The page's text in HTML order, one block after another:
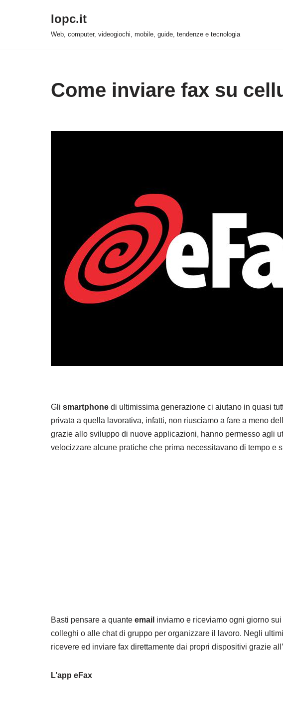
Iopc.it
Web, computer, videogiochi, mobile, guide, tendenze e tecnologia
Come inviare fax su
Gli smartphone di ultimissima generazione ci aiutano in quasi
privata a quella lavorativa, infatti, non riusciamo a fare a meno
grazie allo sviluppo di nuove applicazioni, hanno permesso agli
velocizzare alcune pratiche che prima necessitavano di tempo e
Basti pensare a quante email inviamo e riceviamo ogni giorno
colleghi o alle chat di gruppo per organizzare il lavoro. Negli
ricevere ed inviare fax direttamente dai propri dispositivi grazie
L’app eFax